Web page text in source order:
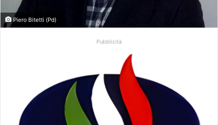
l
Piero Bitetti (Pd)
Pubblicità